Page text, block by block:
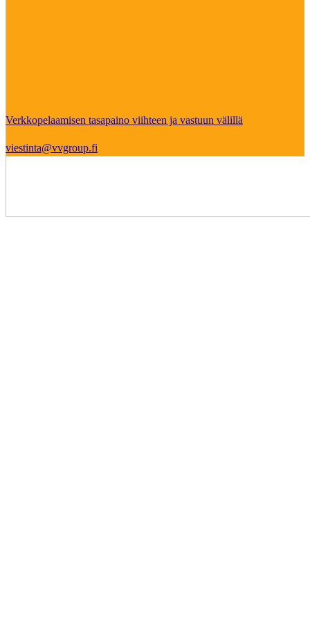
Verkkopelaamisen tasapaino viihteen ja vastuun välillä
viestinta@vvgroup.fi